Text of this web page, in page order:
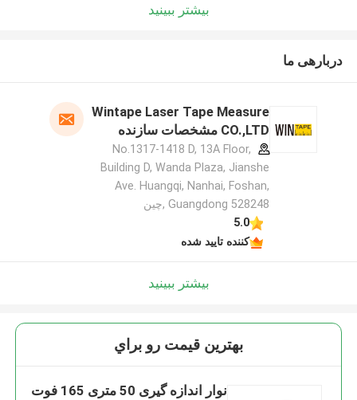
بیشتر ببینید
دربارهی ما
Wintape Laser Tape Measure
CO.,LTD مشخصات سازنده
No.1317-1418 D, 13A Floor,
Building D, Wanda Plaza, Jianshe
Ave. Huangqi, Nanhai, Foshan,
Guangdong 528248 ,چین
5.0
کننده تایید شده
بیشتر ببینید
بهترين قيمت رو براي
نوار اندازه گیری 50 متری 165 فوت